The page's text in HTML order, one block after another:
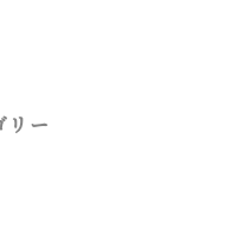
リー